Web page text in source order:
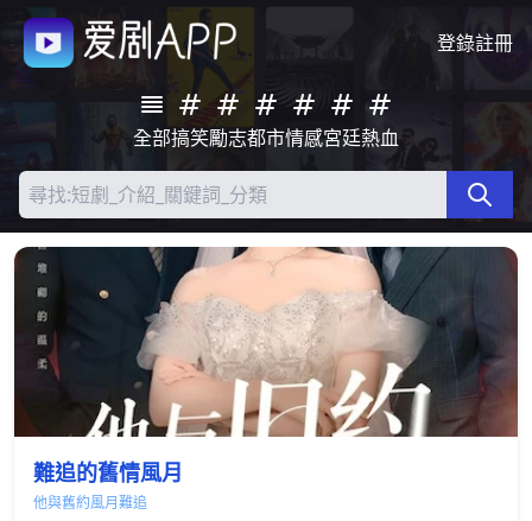
登錄註冊
全部搞笑勵志都市情感宮廷熱血
難追的舊情風月
他與舊約風月難追